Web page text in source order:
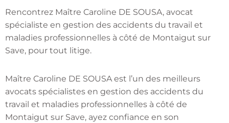
Rencontrez Maître Caroline DE SOUSA, avocat
spécialiste en gestion des accidents du travail et
maladies professionnelles à côté de Montaigut sur
Save, pour tout litige.
Maître Caroline DE SOUSA est l’un des meilleurs
avocats spécialistes en gestion des accidents du
travail et maladies professionnelles à côté de
Montaigut sur Save, ayez confiance en son